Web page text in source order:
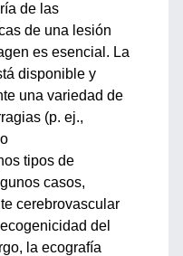
de las
de una lesión
es esencial. La
disponible y
una variedad de
(p. ej.,
tipos de
casos,
cerebrovascular
del
la ecografía